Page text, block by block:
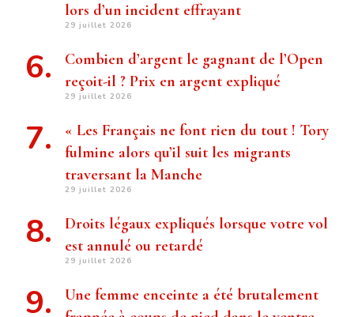
lors d’un incident effrayant
29 juillet 2026
Combien d’argent le gagnant de l’Open
reçoit-il ? Prix ​​en argent expliqué
29 juillet 2026
« Les Français ne font rien du tout ! Tory
fulmine alors qu’il suit les migrants
traversant la Manche
29 juillet 2026
Droits légaux expliqués lorsque votre vol
est annulé ou retardé
29 juillet 2026
Une femme enceinte a été brutalement